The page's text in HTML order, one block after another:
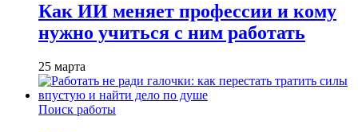
Как ИИ меняет профессии и кому
нужно учиться с ним работать
25 марта
Поиск работы